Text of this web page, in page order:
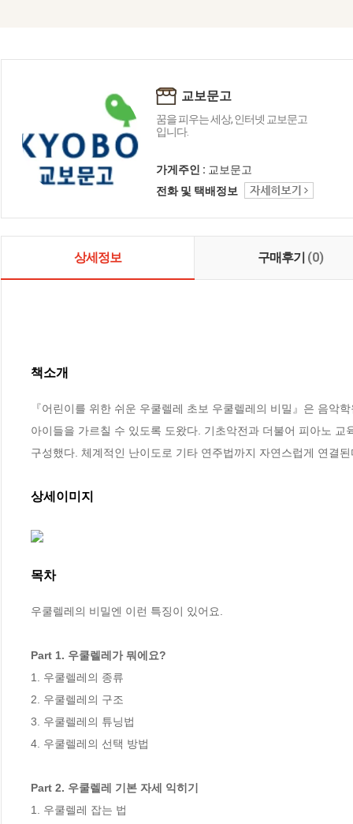
교보문고
꿈을 피우는 세상, 인터넷 교보문고
입니다.
가게주인 : 교보문고
전화 및 택배정보
상세정보 구매후기 (0)
책소개
『어린이를 위한 쉬운 우쿨렐레 초보 우쿨렐레의 비밀』은 음악
아이들을 가르칠 수 있도록 도왔다. 기초악전과 더불어 피아노
구성했다. 체계적인 난이도로 기타 연주법까지 자연스럽게 연결된
상세이미지
목차
우쿨렐레의 비밀엔 이런 특징이 있어요.
Part 1. 우쿨렐레가 뭐에요?
1. 우쿨렐레의 종류
2. 우쿨렐레의 구조
3. 우쿨렐레의 튜닝법
4. 우쿨렐레의 선택 방법
Part 2. 우쿨렐레 기본 자세 익히기
1. 우쿨렐레 잡는 법